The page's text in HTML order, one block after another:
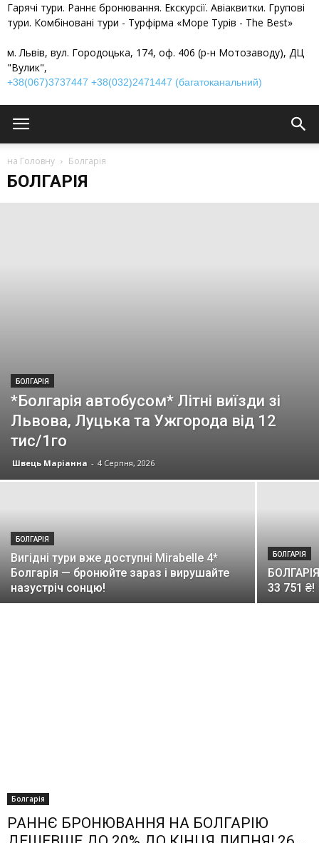
Гарячі тури. Раннє бронювання. Екскурсії. Авіаквитки. Групові
тури. Комбіновані тури - Турфірма «Море Турів - The Best»
м. Львів, вул. Городоцька, 174, оф. 406 (р-н Мотозаводу), ДЦ
"Вулик",
+38(067)3737447 +38(032)2471447 (багатоканальний)
на Головну Болгарія
БОЛГАРІЯ
БОЛГАРІЯ
*Болгарія автобусом* Літні виїзди зі
Львова, Луцька та Ужгорода від 12
тис/1го
Швець Маріанна - 4 Серпня, 2026
БОЛГАРІЯ
Вигідні тури вже доступні Mirabelle 4*
Болгарія — бронюйте зараз і вирушайте
назустріч сонцю!
БОЛГАРІЯ
33 751 ₴!
Болгарія
РАННЄ БРОНЮВАННЯ НА БОЛГАРІЮ